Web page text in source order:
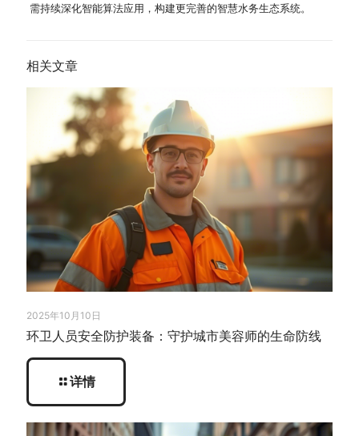
需持续深化智能算法应用，构建更完善的智慧水务生态系统。
相关文章
2025年10月10日
环卫人员安全防护装备：守护城市美容师的生命防线
详情